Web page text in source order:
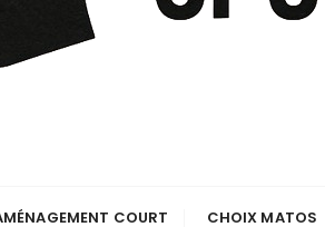
COURT CHOIX MATOS